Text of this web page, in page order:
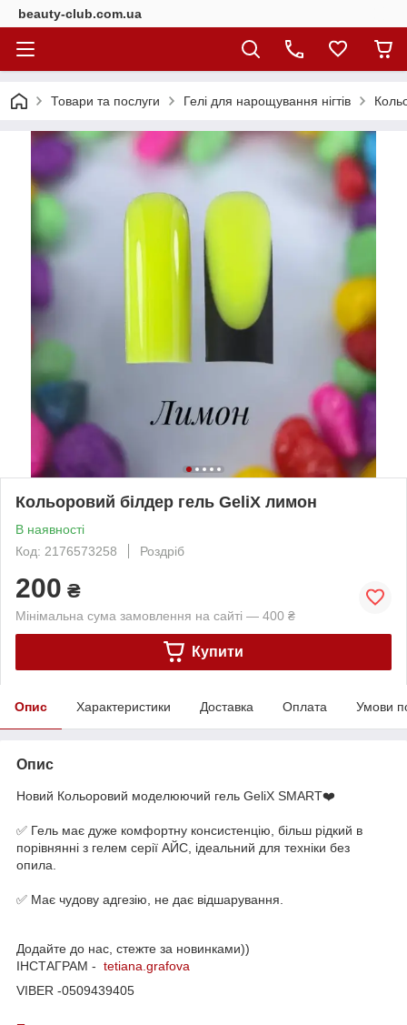
beauty-club.com.ua
Товари та послуги Гелі для нарощування нігтів
Кольоровий білдер гель GeliX лимон
В наявності
Код: 2176573258
Роздріб
200 ₴
Мінімальна сума замовлення на сайті — 400 ₴
Купити
Опис Характеристики Доставка Оплата Умови
Опис
Новий Кольоровий моделюючий гель GeliX SMART❤️
✅ Гель має дуже комфортну консистенцію, більш рідкий в
порівнянні з гелем серії АЙС, ідеальний для техніки без
опила.
✅ Має чудову адгезію, не дає відшарування.
Додайте до нас, стежте за новинками))
ІНСТАГРАМ - tetiana.grafova
VIBER -0509439405